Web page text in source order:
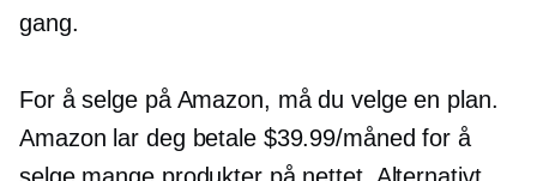
gang.
For å selge på Amazon, må du velge en plan.
Amazon lar deg betale $39.99/måned for å